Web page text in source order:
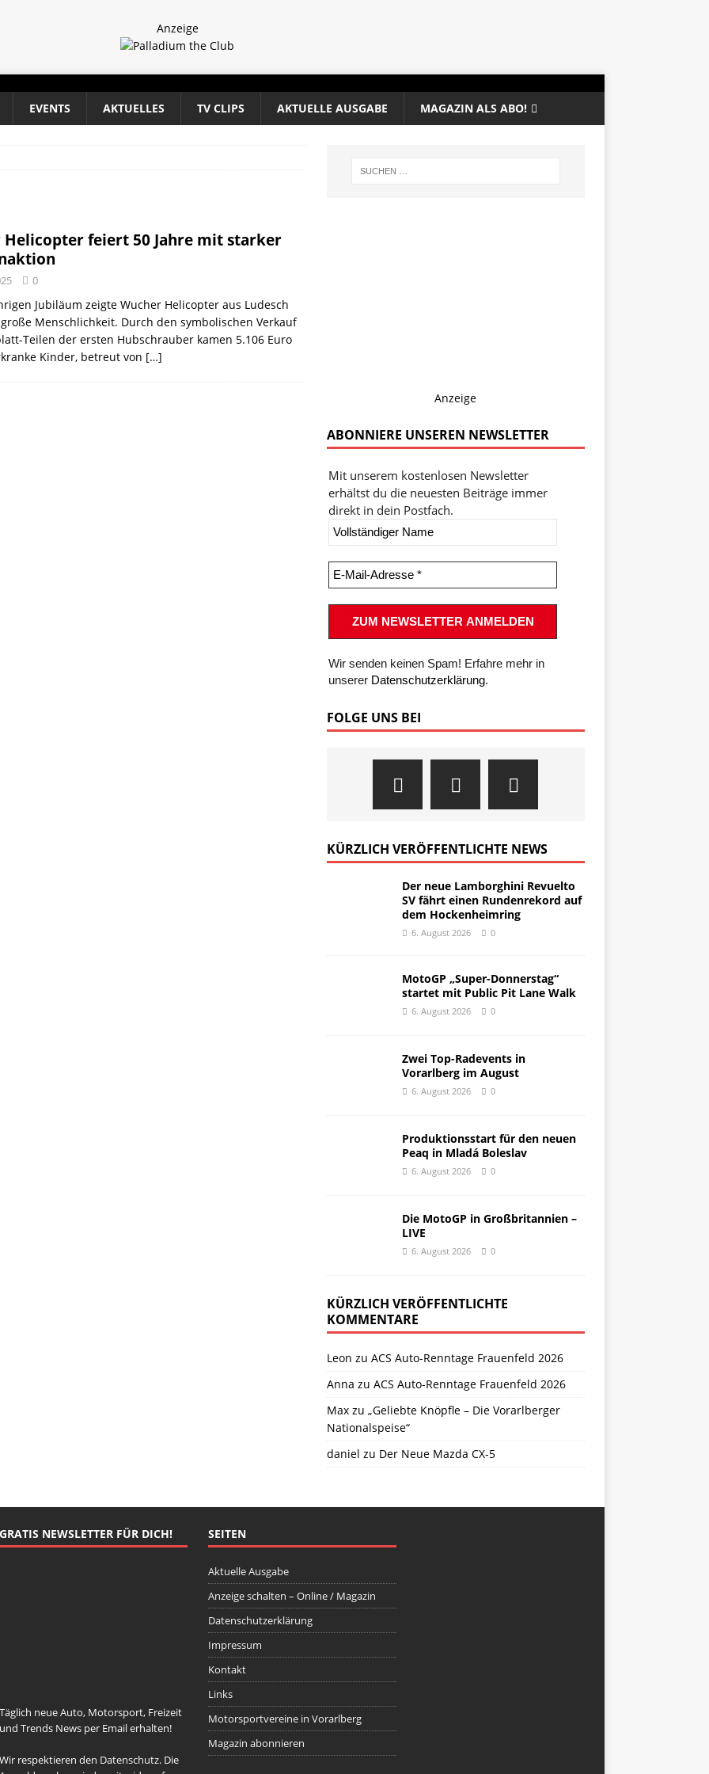
Anzeige
EVENTS AKTUELLES TV CLIPS AKTUELLE AUSGABE MAGAZIN ALS ABO!
Helicopter feiert 50 Jahre mit starker
0
Jubiläum zeigte Wucher Helicopter aus Ludesch
Menschlichkeit. Durch den symbolischen Verkauf
Teilen der ersten Hubschrauber kamen 5.106 Euro
Kinder, betreut von […]
Anzeige
ABONNIERE UNSEREN NEWSLETTER
Mit unserem kostenlosen Newsletter
erhältst du die neuesten Beiträge immer
direkt in dein Postfach.
Wir senden keinen Spam! Erfahre mehr in
unserer Datenschutzerklärung.
FOLGE UNS BEI
KÜRZLICH VERÖFFENTLICHTE NEWS
Der neue Lamborghini Revuelto
SV fährt einen Rundenrekord auf
dem Hockenheimring
6. August 2026 0
MotoGP „Super-Donnerstag“
startet mit Public Pit Lane Walk
6. August 2026 0
Zwei Top-Radevents in
Vorarlberg im August
6. August 2026 0
Produktionsstart für den neuen
Peaq in Mladá Boleslav
6. August 2026 0
Die MotoGP in Großbritannien –
LIVE
6. August 2026 0
KÜRZLICH VERÖFFENTLICHTE
KOMMENTARE
Leon zu ACS Auto-Renntage Frauenfeld 2026
Anna zu ACS Auto-Renntage Frauenfeld 2026
Maxzu „Geliebte Knöpfle – Die Vorarlberger
Nationalspeise“
daniel zu Der Neue Mazda CX-5
GRATIS NEWSLETTER FÜR DICH!
Täglich neue Auto, Motorsport, Freizeit
und Trends News per Email erhalten!
Wir respektieren den Datenschutz. Die
SEITEN
Aktuelle Ausgabe
Anzeige schalten – Online / Magazin
Datenschutzerklärung
Impressum
Kontakt
Links
Motorsportvereine in Vorarlberg
Magazin abonnieren